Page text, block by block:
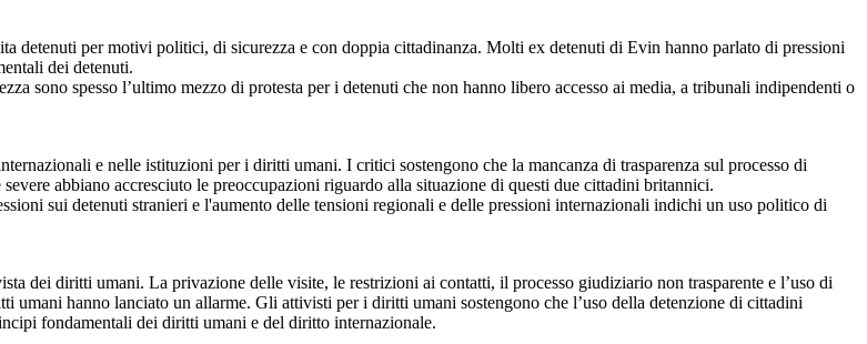
detenuti per motivi politici, di sicurezza e con doppia cittadinanza. Molti ex detenuti di Evin hanno parlato di pressioni
dei detenuti.
sono spesso l’ultimo mezzo di protesta per i detenuti che non hanno libero accesso ai media, a tribunali indipendenti o
e nelle istituzioni per i diritti umani. I critici sostengono che la mancanza di trasparenza sul processo di
abbiano accresciuto le preoccupazioni riguardo alla situazione di questi due cittadini britannici.
sui detenuti stranieri e l'aumento delle tensioni regionali e delle pressioni internazionali indichi un uso politico di
dei diritti umani. La privazione delle visite, le restrizioni ai contatti, il processo giudiziario non trasparente e l’uso di
hanno lanciato un allarme. Gli attivisti per i diritti umani sostengono che l’uso della detenzione di cittadini
fondamentali dei diritti umani e del diritto internazionale.